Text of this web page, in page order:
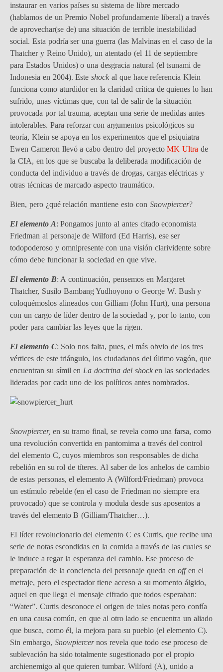
instaurar en varios países su sistema de libre mercado
(hablamos de un Premio Nobel profundamente liberal) a través
de aprovechar(se de) una situación de terrible inestabilidad
social. Esta podría ser una guerra (las Malvinas en el caso de la
Thatcher y Reino Unido), un atentado (el 11 de septiembre
para Estados Unidos) o una desgracia natural (el tsunami de
Indonesia en 2004). Esteshock al que hace referencia Klein
funciona como aturdidor en la claridad crítica de quienes lo han
sufrido, unas víctimas que, con tal de salir de la situación
provocada por tal trauma, aceptan una serie de medidas antes
intolerables. Para reforzar con argumentos psicológicos su
teoría, Klein se apoya en los experimentos que el psiquiatra
Ewen Cameron llevó a cabo dentro del proyectoMK Ultra de
la CIA, en los que se buscaba la deliberada modificación de
conducta del individuo a través de drogas, cargas eléctricas y
otras técnicas de marcado aspecto traumático.
Bien, pero ¿qué relación mantiene esto con Snowpiercer?
El elemento A: Pongamos junto al antes citado economista
Friedman al personaje de Wilford (Ed Harris), ese ser
todopoderoso y omnipresente con una visión clarividente sobre
cómo debe funcionar la sociedad en que vive.
El elemento B: A continuación, pensemos en Margaret
Thatcher, Susilo Bambang Yudhoyono o George W. Bush y
coloquémoslos alineados con Gilliam (John Hurt), una persona
con un cargo de líder dentro de la sociedad y, por lo tanto, con
poder para cambiar las leyes que la rigen.
El elemento C: Solo nos falta, pues, el más obvio de los tres
vértices de este triángulo, los ciudadanos del último vagón, que
encuentran su símil en La doctrina del shocken las sociedades
lideradas por cada uno de los políticos antes nombrados.
Snowpiercer, en su tramo final, se revela como una farsa, como
una revolución convertida en pantomima a través del control
del elemento C, cuyos miembros son responsables de dicha
rebelión en su rol de títeres. Al saber de los anhelos de cambio
de estas personas, el elemento A (Wilford/Friedman) provoca
un estímulo rebelde (en el caso de Friedman no siempre era
provocado) que se controla y modula desde sus aposentos a
través del elemento B (Gilliam/Thatcher…).
El líder revolucionario del elemento C es Curtis, que recibe una
serie de notas escondidas en la comida a través de las cuales se
le induce a regar la esperanza del cambio. Ese proceso de
preparación de la conciencia del personaje queda enoffen el
metraje, pero el espectador tiene acceso a su momento álgido,
aquel en que llega el mensaje cifrado que todos esperaban:
“Water”. Curtis desconoce el origen de tales notas pero confía
en una causa común, en que al otro lado se encuentra un aliado
que busca, como él, la mejora para su pueblo (el elemento C).
Sin embargo, Snowpiercernos revela que todo ese proceso de
sublevación ha sido totalmente sugestionado por el propio
archienemigo al que quieren tumbar. Wilford (A), unido a